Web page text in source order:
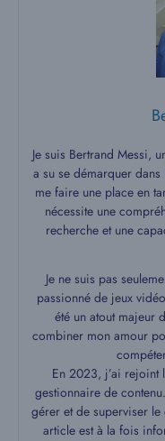
Je suis Bertrand Messi,
a su se démarquer
me faire une place en
nécessite une
recherche et une
Je ne suis pas
passionné de jeux
été un atout majeur
combiner mon amour
En 2023, j’ai rejoint
gestionnaire de
gérer et de superviser le
article est à la fois